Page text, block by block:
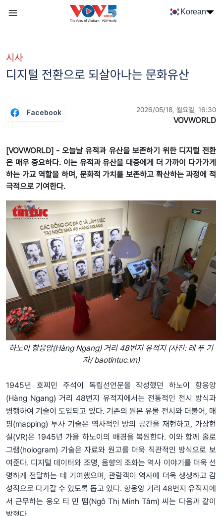
Korean
시사
디지털 전환으로 되살아나는 문화유산
Facebook 2026/05/18, 월요일, 16:30
VOVWORLD
[VOVWORLD] - 오늘날 유적과 유산을 보존하기 위한 디지털 전환
은 매우 중요하다. 이는 유적과 유산을 대중에게 더 가까이 다가가게
하는 가교 역할을 하며, 문화적 가치를 보존하고 확산하는 과정에 적
극적으로 기여한다.
하노이 항응앙(Hàng Ngang) 거리 48번지 유적지 (사진: 레 푸 기
자/ baotintuc.vn)
1945년 호찌민 주석이 독립선언문을 작성했던 하노이 항응앙
(Hàng Ngang) 거리 48번지 유적지에서는 전통적인 전시 방식과
병행하여 기술이 도입되고 있다. 기존의 원본 유물 전시와 더불어, 매
핑(mapping) 투사 기술은 역사적인 방의 공간을 재현하고, 가상현
실(VR)은 1945년 가을 하노이의 배경을 복원한다. 이와 함께 홀로
그램(hologram) 기술은 자료와 원고를 더욱 직관적인 방식으로 보
여준다. 디지털 데이터와 조명, 음향의 조화는 역사 이야기를 더욱 선
명하게 전달하는 데 기여했으며, 관람객이 역사에 더욱 생생하고 감
성적으로 다가갈 수 있도록 돕고 있다. 항응앙 거리 48번지 유적지에
서 근무하는 응오 티 민 떰(Ngô Thị Minh Tâm) 씨는 다음과 같이